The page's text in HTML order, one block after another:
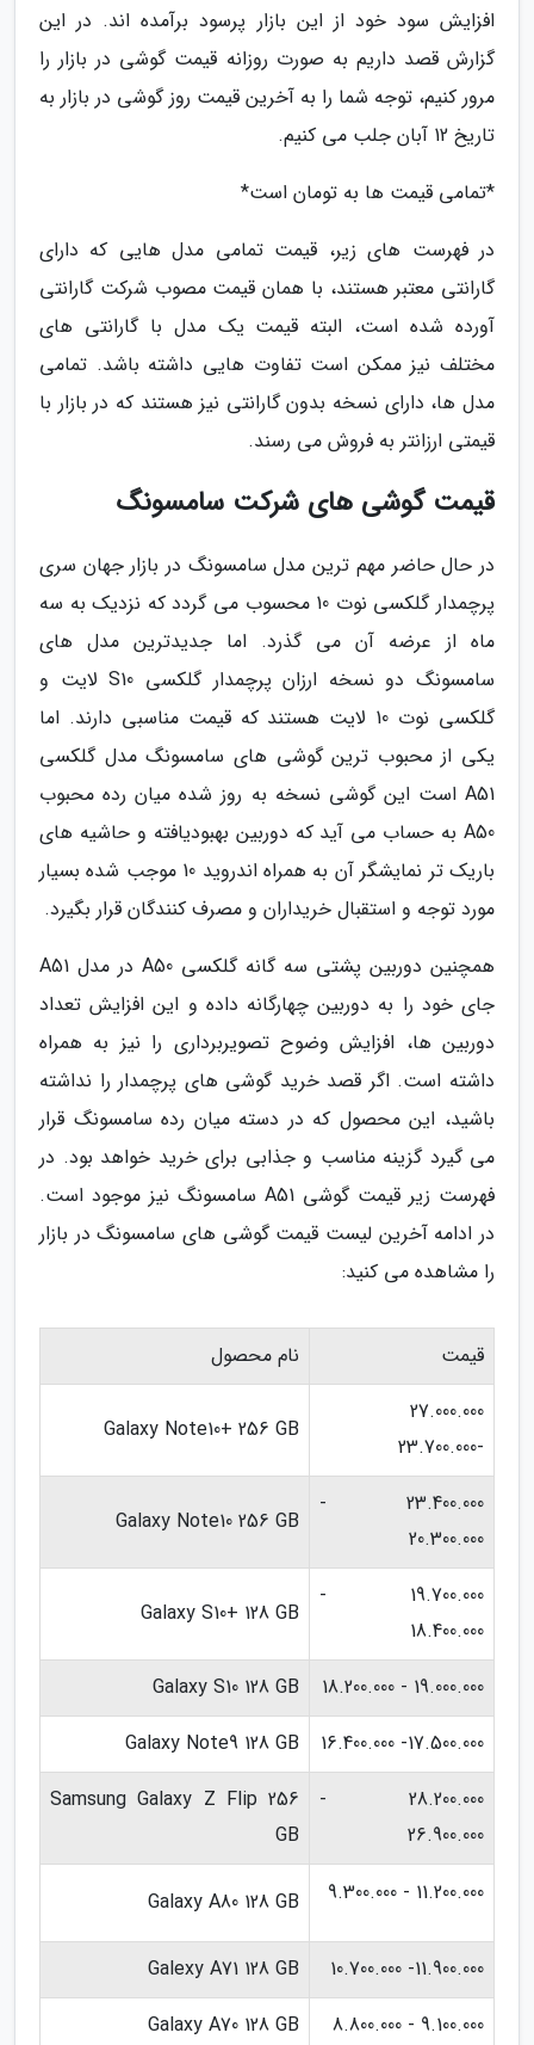
افزایش سود خود از این بازار پرسود برآمده اند. در این
گزارش قصد داریم به صورت روزانه قیمت گوشی در بازار را
مرور کنیم، توجه شما را به آخرین قیمت روز گوشی در بازار به
تاریخ 12 آبان جلب می کنیم.
*تمامی قیمت ها به تومان است*
در فهرست های زیر، قیمت تمامی مدل هایی که دارای
گارانتی معتبر هستند، با همان قیمت مصوب شرکت گارانتی
آورده شده است، البته قیمت یک مدل با گارانتی های
مختلف نیز ممکن است تفاوت هایی داشته باشد. تمامی
مدل ها، دارای نسخه بدون گارانتی نیز هستند که در بازار با
قیمتی ارزانتر به فروش می رسند.
قیمت گوشی های شرکت سامسونگ
در حال حاضر مهم ترین مدل سامسونگ در بازار جهان سری
پرچمدار گلکسی نوت 10 محسوب می گردد که نزدیک به سه
ماه از عرضه آن می گذرد. اما جدیدترین مدل های
سامسونگ دو نسخه ارزان پرچمدار گلکسی S10 لایت و
گلکسی نوت 10 لایت هستند که قیمت مناسبی دارند. اما
یکی از محبوب ترین گوشی های سامسونگ مدل گلکسی
A51 است این گوشی نسخه به روز شده میان رده محبوب
A50 به حساب می آید که دوربین بهبودیافته و حاشیه های
باریک تر نمایشگر آن به همراه اندروید 10 موجب شده بسیار
مورد توجه و استقبال خریداران و مصرف کنندگان قرار بگیرد.
همچنین دوربین پشتی سه گانه گلکسی A50 در مدل A51
جای خود را به دوربین چهارگانه داده و این افزایش تعداد
دوربین ها، افزایش وضوح تصویربرداری را نیز به همراه
داشته است. اگر قصد خرید گوشی های پرچمدار را نداشته
باشید، این محصول که در دسته میان رده سامسونگ قرار
می گیرد گزینه مناسب و جذابی برای خرید خواهد بود. در
فهرست زیر قیمت گوشی A51 سامسونگ نیز موجود است.
در ادامه آخرین لیست قیمت گوشی های سامسونگ در بازار
را مشاهده می کنید:
قیمت
نام محصول
27.000.000
-23.700.000
Galaxy Note10+ 256 GB
23.400.000 -
20.300.000
Galaxy Note10 256 GB
19.700.000 -
18.400.000
Galaxy S10+ 128 GB
19.000.000 - 18.200.000
Galaxy S10 128 GB
17.500.000- 16.400.000
Galaxy Note9 128 GB
28.200.000 -
26.900.000
Samsung Galaxy Z Flip 256
GB
11.200.000 - 9.300.000
Galaxy A80 128 GB
11.900.000- 10.700.000
Galexy A71 128 GB
9.100.000 - 8.800.000
Galaxy A70 128 GB